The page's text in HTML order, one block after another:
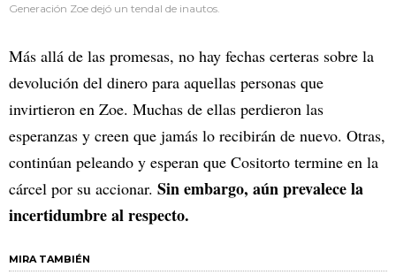
Generación Zoe dejó un tendal de inautos.
Más allá de las promesas, no hay fechas certeras sobre la
devolución del dinero para aquellas personas que
invirtieron en Zoe. Muchas de ellas perdieron las
esperanzas y creen que jamás lo recibirán de nuevo. Otras,
continúan peleando y esperan que Cositorto termine en la
cárcel por su accionar. Sin embargo, aún prevalece la
incertidumbre al respecto.
MIRA TAMBIÉN